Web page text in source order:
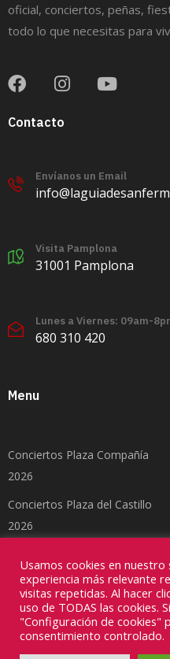
oficial, conciertos, peñas,
todo lo que necesitas para
Contacto
Envíanos un Email
Visita Pamplona
31001 Pamplona
Lunes a Viernes: 09am-
680 310 420
Menu
Conciertos Plaza Compañía
2026
Conciertos Plaza del Castillo
2026
Copyright ©2026
Usamos cookies en
experiencia más relevante
visitas repetidas. Al hacer
uso de TODAS las cookies.
"Configuración de cookies"
consentimiento controlado.